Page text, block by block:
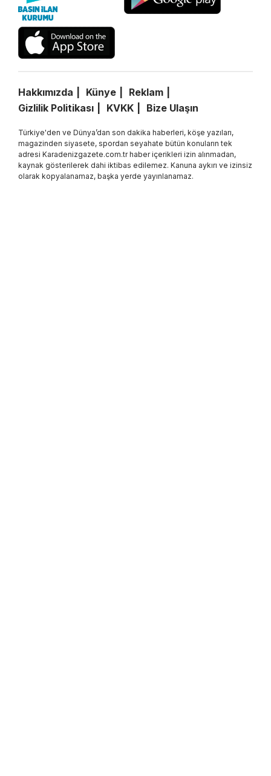
Hakkımızda Künye
Reklam
Gizlilik Politikası
KVKK Bize Ulaşın
Türkiye'den ve Dünya’dan son dakika haberleri, köşe yazıları,
magazinden siyasete, spordan seyahate bütün konuların tek
adresi Karadenizgazete.com.tr haber içerikleri izin alınmadan,
kaynak gösterilerek dahi iktibas edilemez. Kanuna aykırı ve izinsiz
olarak kopyalanamaz, başka yerde yayınlanamaz.